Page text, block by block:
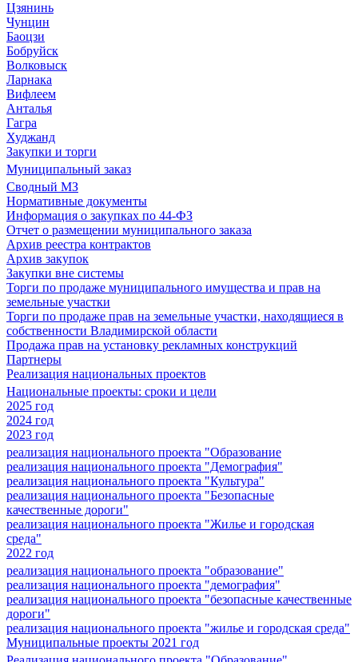
Цзянинь
Чунцин
Баоцзи
Бобруйск
Волковыск
Ларнака
Вифлеем
Анталья
Гагра
Худжанд
Закупки и торги
Муниципальный заказ
Сводный МЗ
Нормативные документы
Информация о закупках по 44-ФЗ
Отчет о размещении муниципального заказа
Архив реестра контрактов
Архив закупок
Закупки вне системы
Торги по продаже муниципального имущества и прав на
земельные участки
Торги по продаже прав на земельные участки, находящиеся в
собственности Владимирской области
Продажа прав на установку рекламных конструкций
Партнеры
Реализация национальных проектов
Национальные проекты: сроки и цели
2025 год
2024 год
2023 год
реализация национального проекта "Образование
реализация национального проекта "Демография"
реализация национального проекта "Культура"
реализация национального проекта "Безопасные
качественные дороги"
реализация национального проекта "Жилье и городская
среда"
2022 год
реализация национального проекта "образование"
реализация национального проекта "демография"
реализация национального проекта "безопасные качественные
дороги"
реализация национального проекта "жилье и городская среда"
Муниципальные проекты 2021 год